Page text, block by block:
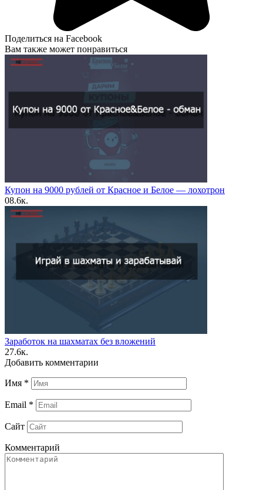
Поделиться на Facebook
Вам также может понравиться
Купон на 9000 рублей от Красное и Белое — лохотрон
08.6к.
Заработок на шахматах без вложений
27.6к.
Добавить комментарии
Имя *
Email *
Сайт
Комментарий